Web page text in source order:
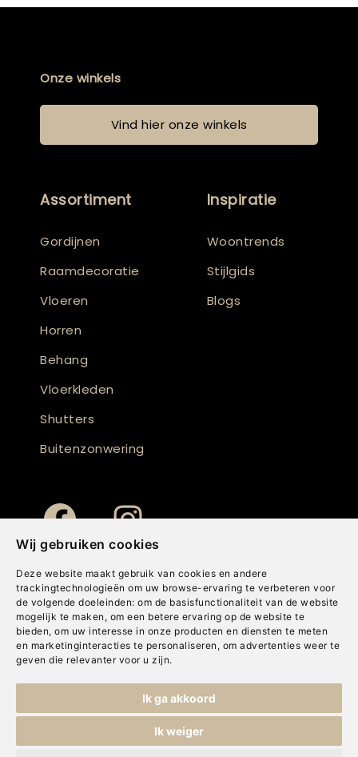
Wij gebruiken cookies
Deze website maakt gebruik van cookies en andere
trackingtechnologieën om uw browse-ervaring te verbeteren voor
de volgende doeleinden: om de basisfunctionaliteit van de website
mogelijk te maken , om een betere ervaring op de website te
bieden, om uw interesse in onze producten en diensten te meten
en marketinginteracties te personaliseren , om advertenties weer te
geven die relevanter voor u zijn.
Ik ga akkoord
Ik weiger
Onze winkels
Vind hier onze winkels
Assortiment
Gordijnen
Raamdecoratie
Vloeren
Horren
Behang
Vloerkleden
Shutters
Buitenzonwering
Inspiratie
Woontrends
Stijlgids
Blogs
Cookies